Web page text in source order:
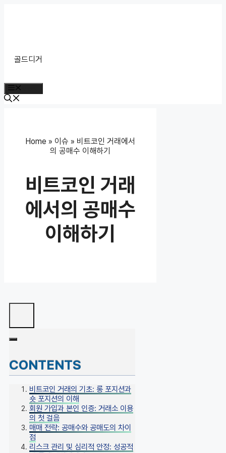
골드디거
Home » 이슈 » 비트코인 거래에서
의 공매수 이해하기
비트코인 거래
에서의 공매수
이해하기
CONTENTS
비트코인 거래의 기초: 롱 포지션과
숏 포지션의 이해
회원 가입과 본인 인증: 거래소 이용
의 첫 걸음
매매 전략: 공매수와 공매도의 차이
점
리스크 관리 및 심리적 안정: 성공적